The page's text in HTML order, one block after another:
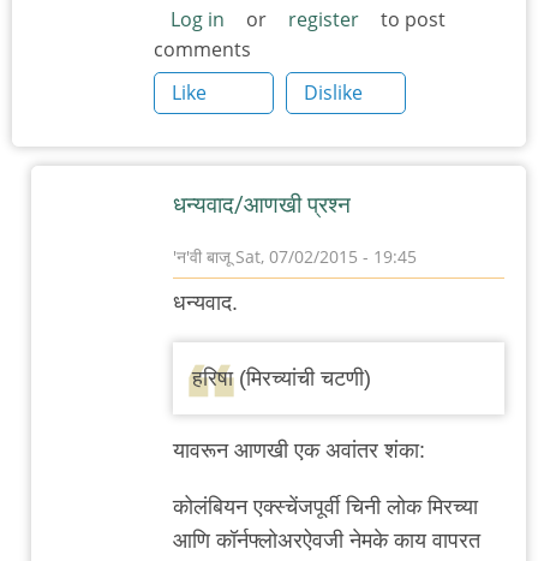
Log in or register
to post
comments
Like
Dislike
धन्यवाद/आणखी प्रश्न
'न'वी बाजूSat, 07/02/2015 - 19:45
In
इराणी/
मध्य-
पूर्व
नंदन
धन्यवाद.
हरिषा (मिरच्यांची चटणी)
यावरून आणखी एक अवांतर शंका:
कोलंबियन एक्स्चेंजपूर्वी चिनी लोक मिरच्या
आणि कॉर्नफ्लोअरऐवजी नेमके काय वापरत